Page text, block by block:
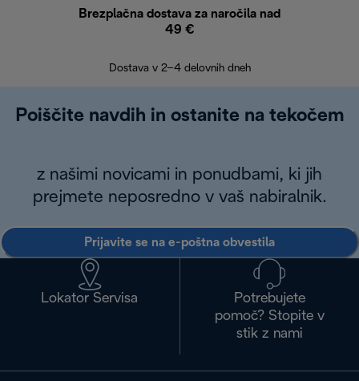
Brezplačna dostava za naročila nad
49 €
Dostava v 2–4 delovnih dneh
Poiščite navdih in ostanite na tekočem
z našimi novicami in ponudbami, ki jih
prejmete neposredno v vaš nabiralnik.
Prijavite se na e-poštna obvestila
Lokator Servisa
Potrebujete
pomoč? Stopite v
stik z nami